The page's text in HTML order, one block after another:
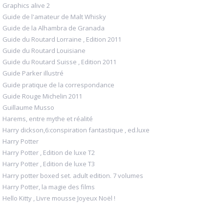
Graphics alive 2
Guide de l'amateur de Malt Whisky
Guide de la Alhambra de Granada
Guide du Routard Lorraine , Edition 2011
Guide du Routard Louisiane
Guide du Routard Suisse , Edition 2011
Guide Parker illustré
Guide pratique de la correspondance
Guide Rouge Michelin 2011
Guillaume Musso
Harems, entre mythe et réalité
Harry dickson,6:conspiration fantastique , ed.luxe
Harry Potter
Harry Potter , Edition de luxe T2
Harry Potter , Edition de luxe T3
Harry potter boxed set. adult edition. 7 volumes
Harry Potter, la magie des films
Hello Kitty , Livre mousse Joyeux Noël !